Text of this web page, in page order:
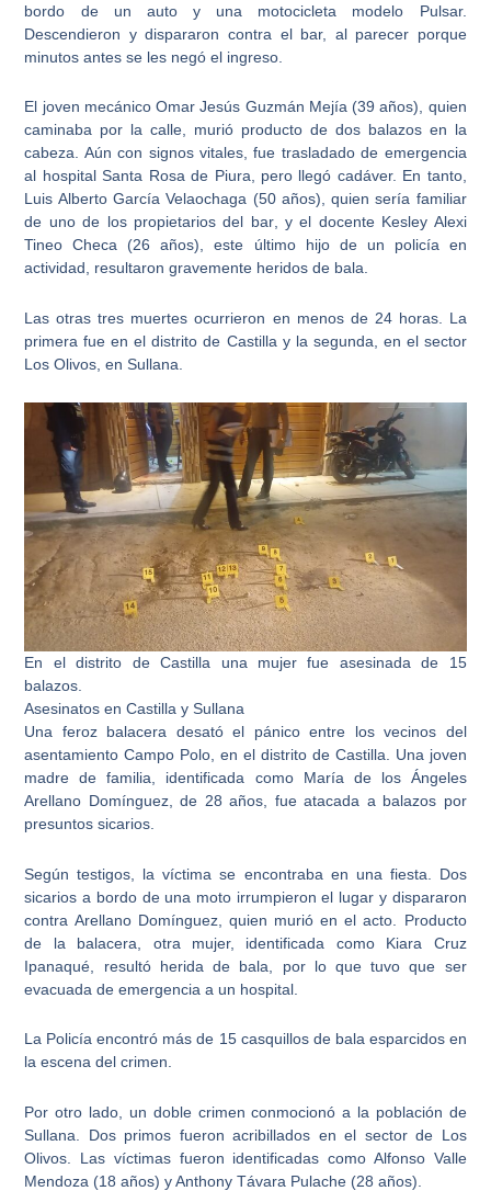
bordo de un auto y una motocicleta modelo Pulsar.
Descendieron y dispararon contra el bar, al parecer porque
minutos antes se les negó el ingreso.
El joven mecánico Omar Jesús Guzmán Mejía (39 años), quien
caminaba por la calle, murió producto de dos balazos en la
cabeza. Aún con signos vitales, fue trasladado de emergencia
al hospital Santa Rosa de Piura, pero llegó cadáver. En tanto,
Luis Alberto García Velaochaga (50 años), quien sería familiar
de uno de los propietarios del bar, y el docente Kesley Alexi
Tineo Checa (26 años), este último hijo de un policía en
actividad, resultaron gravemente heridos de bala.
Las otras tres muertes ocurrieron en menos de 24 horas. La
primera fue en el distrito de Castilla y la segunda, en el sector
Los Olivos, en Sullana.
En el distrito de Castilla una mujer fue asesinada de 15
balazos.
Asesinatos en Castilla y Sullana
Una feroz balacera desató el pánico entre los vecinos del
asentamiento Campo Polo, en el distrito de Castilla. Una joven
madre de familia, identificada como María de los Ángeles
Arellano Domínguez, de 28 años, fue atacada a balazos por
presuntos sicarios.
Según testigos, la víctima se encontraba en una fiesta. Dos
sicarios a bordo de una moto irrumpieron el lugar y dispararon
contra Arellano Domínguez, quien murió en el acto. Producto
de la balacera, otra mujer, identificada como Kiara Cruz
Ipanaqué, resultó herida de bala, por lo que tuvo que ser
evacuada de emergencia a un hospital.
La Policía encontró más de 15 casquillos de bala esparcidos en
la escena del crimen.
Por otro lado, un doble crimen conmocionó a la población de
Sullana. Dos primos fueron acribillados en el sector de Los
Olivos . Las víctimas fueron identificadas como Alfonso Valle
Mendoza (18 años) y Anthony Távara Pulache (28 años).